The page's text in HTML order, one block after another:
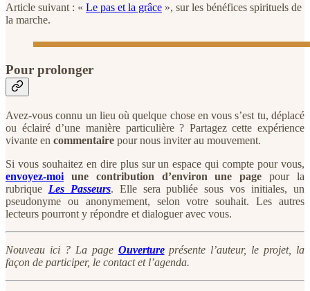
Article suivant : « Le pas et la grâce », sur les bénéfices spirituels de
la marche.
Pour prolonger
Avez-vous connu un lieu où quelque chose en vous s’est tu, déplacé
ou éclairé d’une manière particulière ? Partagez cette expérience
vivante en commentaire pour nous inviter au mouvement.
Si vous souhaitez en dire plus sur un espace qui compte pour vous,
envoyez-moi
une contribution d’environ une page pour la
rubrique Les Passeurs. Elle sera publiée sous vos initiales, un
pseudonyme ou anonymement, selon votre souhait. Les autres
lecteurs pourront y répondre et dialoguer avec vous.
Nouveau ici ? La page Ouvertureprésente l’auteur, le projet, la
façon de participer, le contact et l’agenda.